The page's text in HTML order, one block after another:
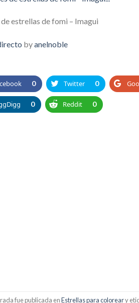
estrellas de fomi – Imagui
byanelnoble
0 Twitter 0
0 Reddit 0
fue publicada enEstrellas para coloreary